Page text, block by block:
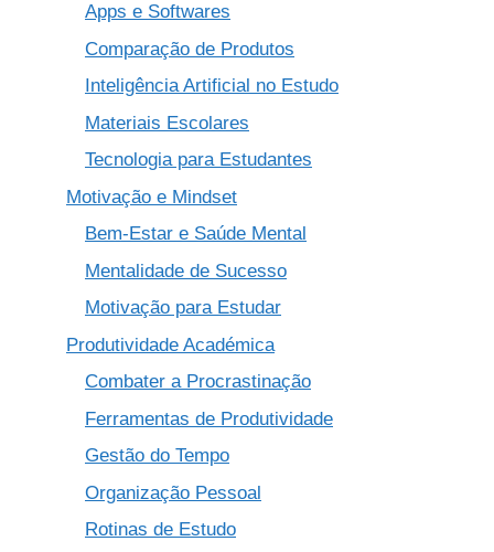
Apps e Softwares
Comparação de Produtos
Inteligência Artificial no Estudo
Materiais Escolares
Tecnologia para Estudantes
Motivação e Mindset
Bem-Estar e Saúde Mental
Mentalidade de Sucesso
Motivação para Estudar
Produtividade Académica
Combater a Procrastinação
Ferramentas de Produtividade
Gestão do Tempo
Organização Pessoal
Rotinas de Estudo